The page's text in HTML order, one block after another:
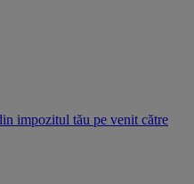
impozitul tău pe venit către